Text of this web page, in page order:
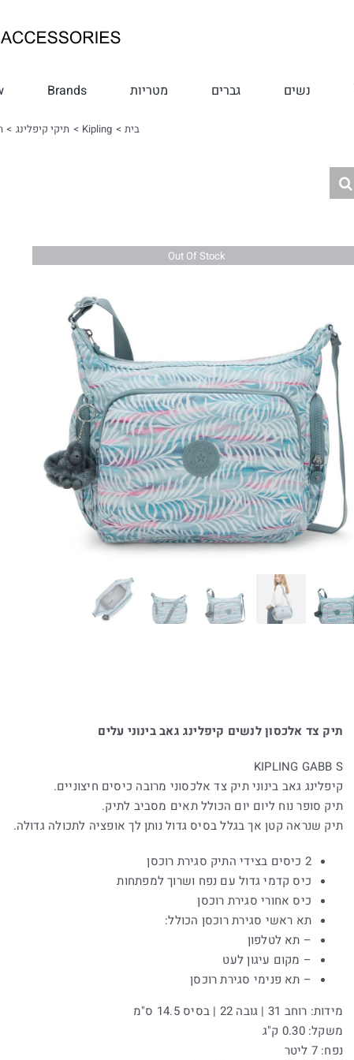
נשים גברים מטריות Brands
בית Kipling תיקי קיפלינג
Out Of Stock
תיק צד אלכסון לנשים קיפלינג גאב בינוני עלים
KIPLING GABB S
קיפלינג גאב בינוני תיק צד אלכסוני מרובה כיסים חיצוניים.
תיק סופר נוח ליום יום הכולל תאים מסביב לתיק.
תיק שנראה קטן אך בגלל בסיס גדול נותן לך אופציה לתכולה גדולה.
2 כיסים בצידי התיק סגירת רוכסן
כיס קדמי גדול עם נפח ושרוך למפתחות
כיס אחורי סגירת רוכסן
תא ראשי סגירת רוכסן הכולל:
– תא לטלפון
– מקום עיגון לעט
– תא פנימי סגירת רוכסן
מידות: רוחב 31 | גובה 22 | בסיס 14.5 ס"מ
משקל: 0.30 ק"ג
נפח: 7 ליטר